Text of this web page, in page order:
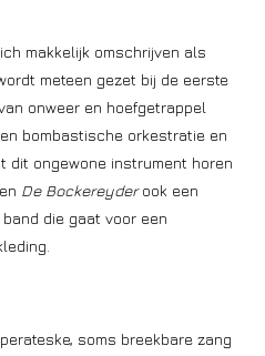
makkelijk omschrijven als
meteen gezet bij de eerste
onweer en hoefgetrappel
bombastische orkestratie en
dit ongewone instrument horen
en De Bockereyderook een
die gaat voor een
soms breekbare zang